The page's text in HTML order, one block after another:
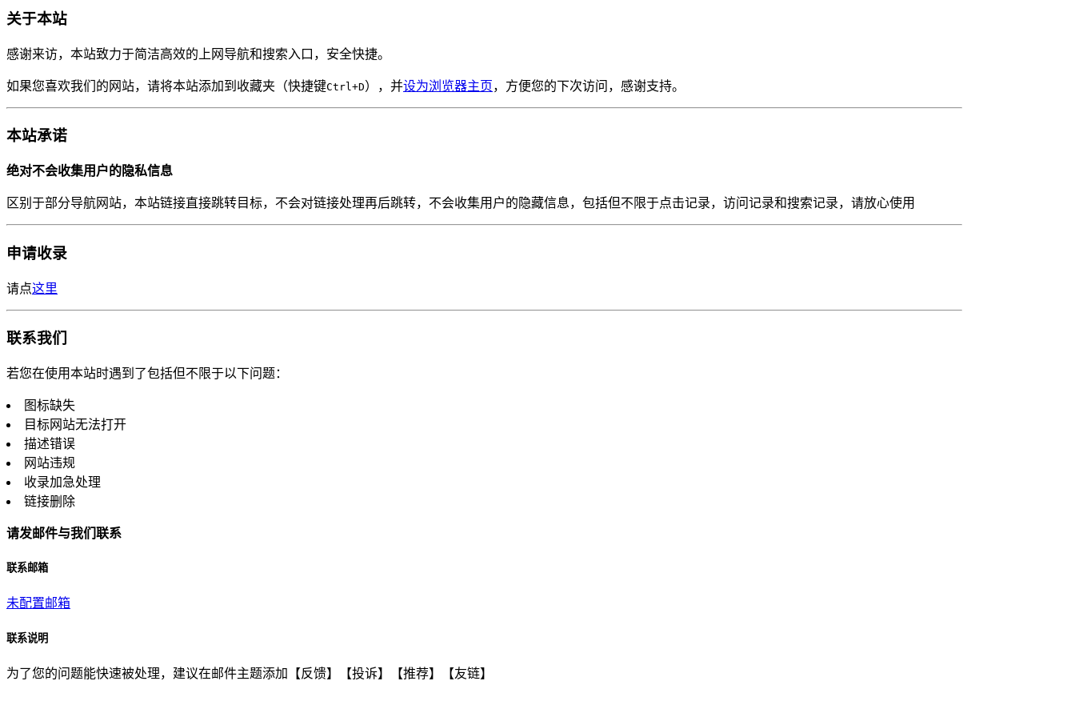
关于本站
感谢来访，本站致力于简洁高效的上网导航和搜索入口，安全快捷。
如果您喜欢我们的网站，请将本站添加到收藏夹（快捷键Ctrl+D），并设为浏览器主页，方便您的下次访问，感谢支持。
本站承诺
绝对不会收集用户的隐私信息
区别于部分导航网站，本站链接直接跳转目标，不会对链接处理再后跳转，不会收集用户的隐藏信息，包括但不限于点击记录，访问记录和搜索记录，请放心使用
申请收录
请点这里
联系我们
若您在使用本站时遇到了包括但不限于以下问题：
图标缺失
目标网站无法打开
描述错误
网站违规
收录加急处理
链接删除
请发邮件与我们联系
联系邮箱
未配置邮箱
联系说明
为了您的问题能快速被处理，建议在邮件主题添加【反馈】【投诉】【推荐】【友链】